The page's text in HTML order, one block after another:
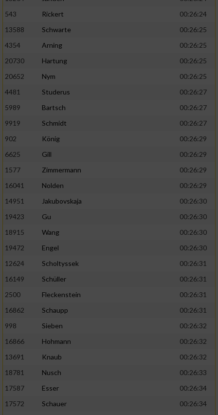
543
Rickert
00:26:24
13588
Schwarte
00:26:25
4354
Arning
00:26:25
20730
Hartung
00:26:25
20652
Nym
00:26:25
4481
Studerus
00:26:27
5989
Bartsch
00:26:27
9919
Schmidt
00:26:27
902
König
00:26:29
6625
Gill
00:26:29
1577
Zimmermann
00:26:29
16041
Nolden
00:26:29
14951
Jakubovskaja
00:26:30
19423
Gu
00:26:30
18915
Wang
00:26:30
19472
Engel
00:26:30
12624
Scholtyssek
00:26:31
16149
Schüller
00:26:31
2500
Fleckenstein
00:26:31
16862
Schaupp
00:26:31
998
Sieben
00:26:32
16866
Hohmann
00:26:32
13691
Knaub
00:26:32
18781
Nusch
00:26:33
17587
Esser
00:26:34
17572
Schauer 00:26:34